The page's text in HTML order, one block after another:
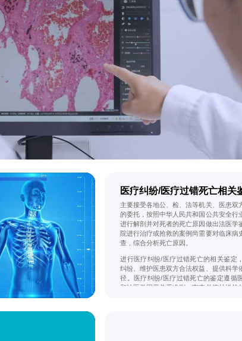
医疗纠纷/医疗过错死亡相关
主要接受各地公、检、法等机关、医患双
的委托，按照中华人民共和国公共安全行
进行解剖并对死者的死亡原因做出法医学
院进行治疗或抢救的案例尚需要对临床病
查，综合分析死亡原因。
进行医疗纠纷/医疗过错死亡的相关鉴定
纠纷、维护医患双方合法权益、提供科学
径。医疗纠纷/医疗过错死亡的鉴定遵循
和法医学因果关系准则，审查并摘抄送检